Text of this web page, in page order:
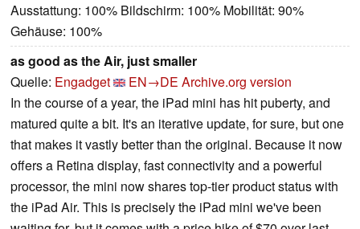
Ausstattung: 100% Bildschirm: 100% Mobilität: 90%
Gehäuse: 100%
as good as the Air, just smaller
Quelle: Engadget EN→DE Archive.org version
In the course of a year, the iPad mini has hit puberty, and
matured quite a bit. It's an iterative update, for sure, but one
that makes it vastly better than the original. Because it now
offers a Retina display, fast connectivity and a powerful
processor, the mini now shares top-tier product status with
the iPad Air. This is precisely the iPad mini we've been